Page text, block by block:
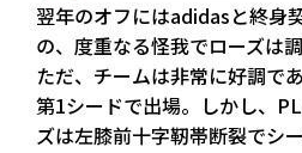
翌年のオフにはadidasと終身
の、度重なる怪我でローズは
ただ、チームは非常に好調で
第1シードで出場。しかし、
ズは左膝前十字靭帯断裂でシ